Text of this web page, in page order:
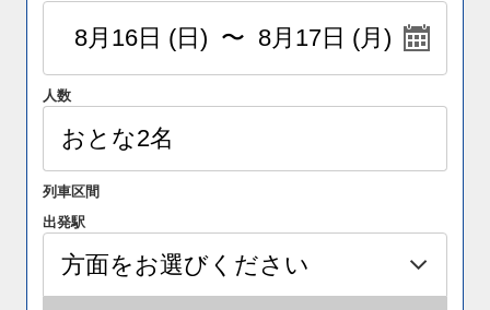
人数
列車区間
出発駅